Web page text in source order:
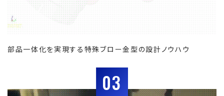
部品一体化を実現する特殊ブロー金型の設計ノウハウ
03